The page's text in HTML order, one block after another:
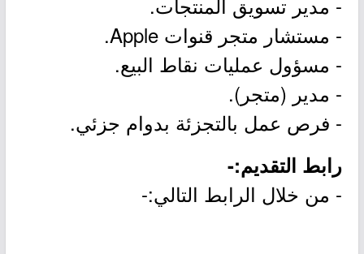
- مستشار متجر قنوات Apple.
- مسؤول عمليات نقاط البيع.
- مدير (متجر).
- فرص عمل بالتجزئة بدوام جزئي.
رابط التقديم:-
- من خلال الرابط التالي:-